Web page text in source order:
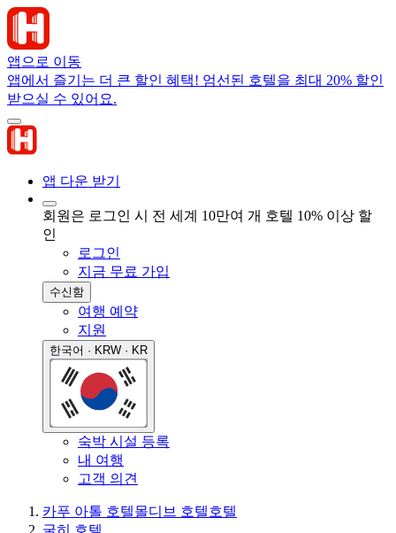
앱으로 이동
앱에서 즐기는 더 큰 할인 혜택! 엄선된 호텔을 최대 20% 할인
받으실 수 있어요.
앱 다운 받기
회원은 로그인 시 전 세계 10만여 개 호텔 10% 이상 할
인
로그인
지금 무료 가입
수신함
여행 예약
지원
한국어 · KRW · KR
숙박 시설 등록
내 여행
고객 의견
카푸 아톨 호텔몰디브 호텔호텔
굴히 호텔